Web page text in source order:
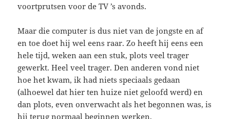
voortprutsen voor de TV ’s avonds.
Maar die computer is dus niet van de jongste en af
en toe doet hij wel eens raar. Zo heeft hij eens een
hele tijd, weken aan een stuk, plots veel trager
gewerkt. Heel veel trager. Den anderen vond niet
hoe het kwam, ik had niets speciaals gedaan
(alhoewel dat hier ten huize niet geloofd werd) en
dan plots, even onverwacht als het begonnen was, is
hij terug normaal beginnen werken.